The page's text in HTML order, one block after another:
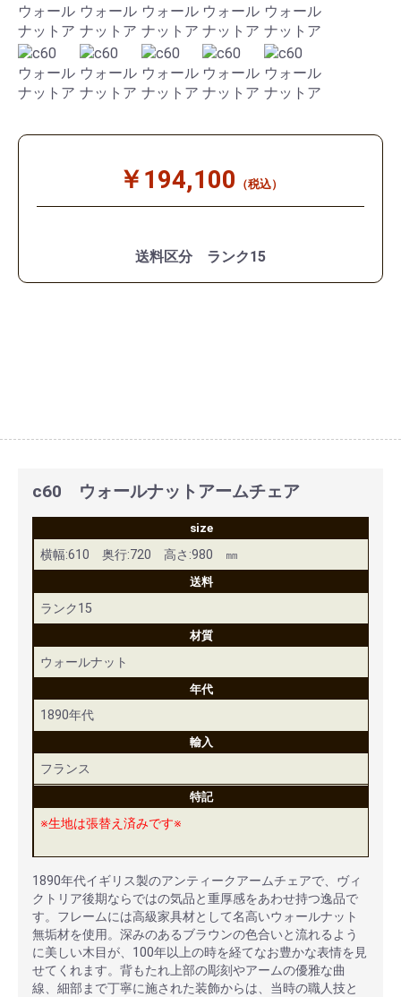
￥194,100 （税込）
送料区分 ランク15
c60 ウォールナットアームチェア
size
横幅:610 奥行:720 高さ:980 ㎜
送料
ランク15
材質
ウォールナット
年代
1890年代
輸入
フランス
特記
※生地は張替え済みです※
1890年代イギリス製のアンティークアームチェアで、ヴィ
クトリア後期ならではの気品と重厚感をあわせ持つ逸品で
す。フレームには高級家具材として名高いウォールナット
無垢材を使用。深みのあるブラウンの色合いと流れるよう
に美しい木目が、100年以上の時を経てなお豊かな表情を見
せてくれます。背もたれ上部の彫刻やアームの優雅な曲
線、細部まで丁寧に施された装飾からは、当時の職人技と